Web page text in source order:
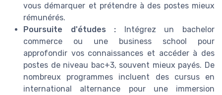
vous démarquer et prétendre à des postes mieux
rémunérés.
Poursuite d'études : Intégrez un bachelor
commerce ou une business school pour
approfondir vos connaissances et accéder à des
postes de niveau bac+3, souvent mieux payés. De
nombreux programmes incluent des cursus en
international alternance pour une immersion